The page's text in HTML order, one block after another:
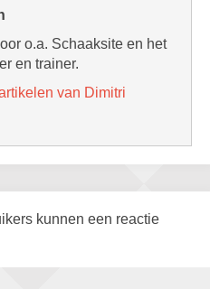
o.a. Schaaksite en het
en trainer.
van Dimitri
kunnen een reactie